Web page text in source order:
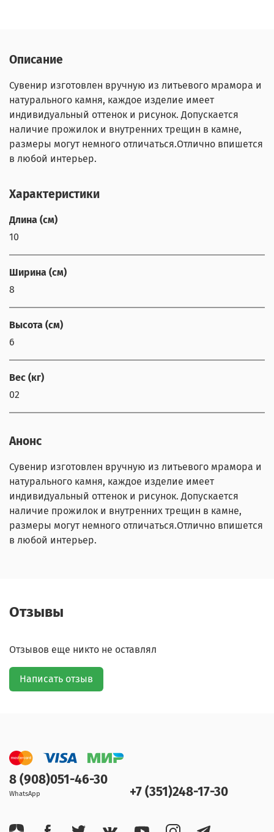
Описание
Сувенир изготовлен вручную из литьевого мрамора и
натурального камня, каждое изделие имеет
индивидуальный оттенок и рисунок. Допускается
наличие прожилок и внутренних трещин в камне,
размеры могут немного отличаться.Отлично впишется
в любой интерьер.
Характеристики
Длина (см)
10
Ширина (см)
8
Высота (см)
6
Вес (кг)
02
Анонс
Сувенир изготовлен вручную из литьевого мрамора и
натурального камня, каждое изделие имеет
индивидуальный оттенок и рисунок. Допускается
наличие прожилок и внутренних трещин в камне,
размеры могут немного отличаться.Отлично впишется
в любой интерьер.
Отзывы
Отзывов еще никто не оставлял
Написать отзыв
8 (908)051-46-30
WhatsApp +7 (351)248-17-30